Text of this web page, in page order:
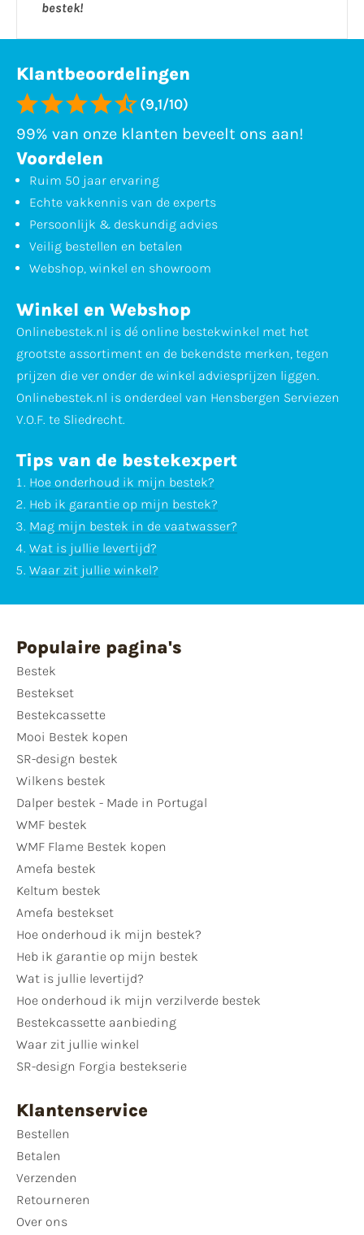
bestek!
Klantbeoordelingen
(9,1/10)
99% van onze klanten beveelt ons aan!
Voordelen
Ruim 50 jaar ervaring
Echte vakkennis van de experts
Persoonlijk & deskundig advies
Veilig bestellen en betalen
Webshop, winkel en showroom
Winkel en Webshop
Onlinebestek.nl is dé online bestekwinkel met het
grootste assortiment en de bekendste merken, tegen
prijzen die ver onder de winkel adviesprijzen liggen.
Onlinebestek.nl is onderdeel van Hensbergen Serviezen
V.O.F. te Sliedrecht.
Tips van de bestekexpert
Hoe onderhoud ik mijn bestek?
Heb ik garantie op mijn bestek?
Mag mijn bestek in de vaatwasser?
Wat is jullie levertijd?
Waar zit jullie winkel?
Populaire pagina's
Bestek
Bestekset
Bestekcassette
Mooi Bestek kopen
SR-design bestek
Wilkens bestek
Dalper bestek - Made in Portugal
WMF bestek
WMF Flame Bestek kopen
Amefa bestek
Keltum bestek
Amefa bestekset
Hoe onderhoud ik mijn bestek?
Heb ik garantie op mijn bestek
Wat is jullie levertijd?
Hoe onderhoud ik mijn verzilverde bestek
Bestekcassette aanbieding
Waar zit jullie winkel
SR-design Forgia bestekserie
Klantenservice
Bestellen
Betalen
Verzenden
Retourneren
Over ons